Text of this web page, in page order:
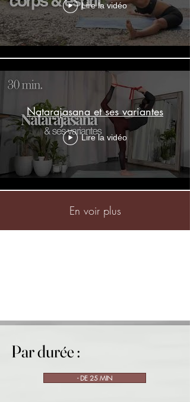
Lire la vidéo
Natarajasana et ses variantes
Lire la vidéo
En voir plus
Par durée :
Par durée :
- DE 25 MIN